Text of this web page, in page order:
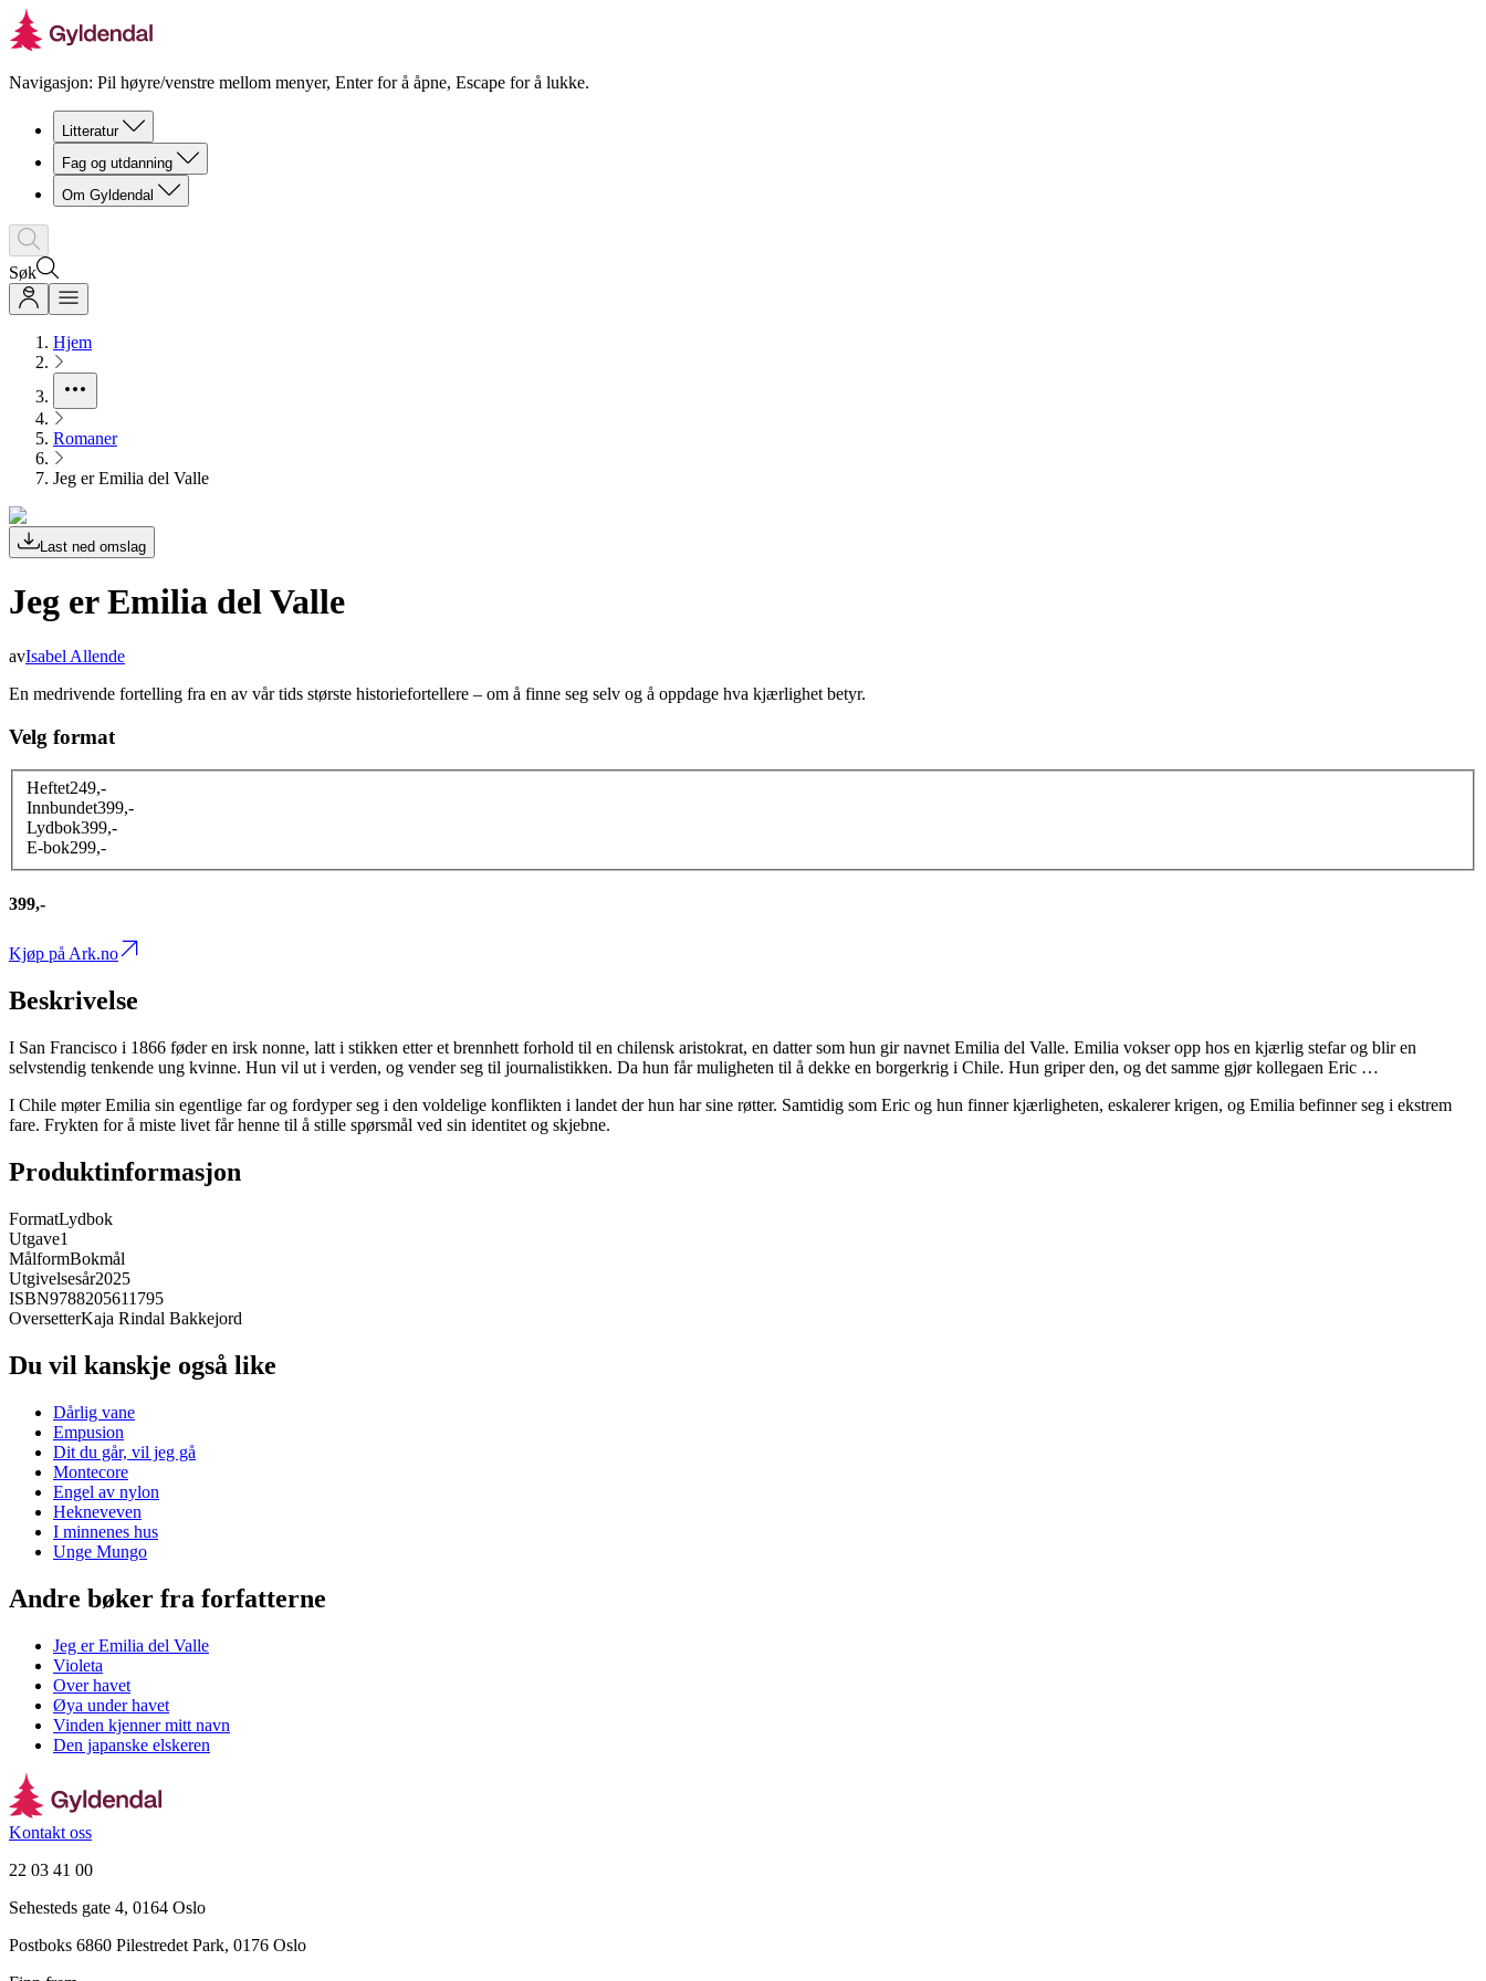
Navigasjon: Pil høyre/venstre mellom menyer, Enter for å åpne, Escape for å lukke.
Litteratur
Fag og utdanning
Om Gyldendal
Søk
Hjem
Romaner
Jeg er Emilia del Valle
Last ned omslag
Jeg er Emilia del Valle
avIsabel Allende
En medrivende fortelling fra en av vår tids største historiefortellere – om å finne seg selv og å oppdage hva kjærlighet betyr.
Velg format
Heftet249,-
Innbundet399,-
Lydbok399,-
E-bok299,-
399,-
Kjøp på Ark.no
Beskrivelse
I San Francisco i 1866 føder en irsk nonne, latt i stikken etter et brennhett forhold til en chilensk aristokrat, en datter som hun gir navnet Emilia del Valle. Emilia vokser opp hos en kjærlig stefar og blir en
selvstendig tenkende ung kvinne. Hun vil ut i verden, og vender seg til journalistikken. Da hun får muligheten til å dekke en borgerkrig i Chile. Hun griper den, og det samme gjør kollegaen Eric …
I Chile møter Emilia sin egentlige far og fordyper seg i den voldelige konflikten i landet der hun har sine røtter. Samtidig som Eric og hun finner kjærligheten, eskalerer krigen, og Emilia befinner seg i ekstrem
fare. Frykten for å miste livet får henne til å stille spørsmål ved sin identitet og skjebne.
Produktinformasjon
FormatLydbok
Utgave1
MålformBokmål
Utgivelsesår2025
ISBN9788205611795
OversetterKaja Rindal Bakkejord
Du vil kanskje også like
Dårlig vane
Empusion
Dit du går, vil jeg gå
Montecore
Engel av nylon
Hekneveven
I minnenes hus
Unge Mungo
Andre bøker fra forfatterne
Jeg er Emilia del Valle
Violeta
Over havet
Øya under havet
Vinden kjenner mitt navn
Den japanske elskeren
Kontakt oss
22 03 41 00
Sehesteds gate 4, 0164 Oslo
Postboks 6860 Pilestredet Park, 0176 Oslo